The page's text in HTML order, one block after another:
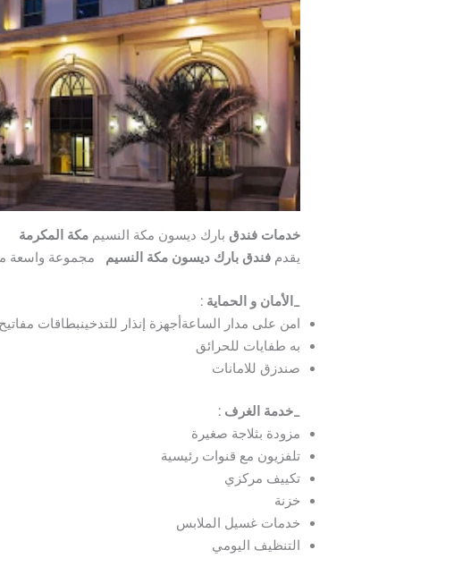
خدمات فندق بارك ديسون مكة النسيم مكة المكرمة
يقدمفندق بارك ديسون مكة النسيم مجموعة واسعة
_ الأمان و الحماية :
امن على مدار الساعةأجهزة إنذار للتدخينبطاقات
به طفايات للحرائق
صندزق للامانات
_خدمة الغرف :
مزودة بثلاجة صغيرة
تلفزيون مع قنوات رئيسية
تكييف مركزي
خزنة
خدمات غسيل الملابس
التنظيف اليومي